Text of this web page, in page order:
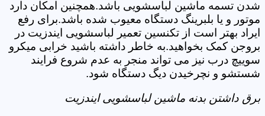
شدن تسمه ماشین لباسشویی باشد.همچنین امکان دارد
موتور و یا بلبرینگ دستگاه معیوب شده باشد.برای رفع
ایراد بهتر است از تکنسین تعمیر لباسشویی ایندزیت در
بروجن کمک بخواهید.به خاطر داشته باشید خرابی میکرو
سوییچ درب نیز می تواند منجر به عدم شروع فرایند
شستشو و نچرخیدن دیگ دستگاه شود.
برق داشتن بدنه ماشین لباسشویی ایندزیت